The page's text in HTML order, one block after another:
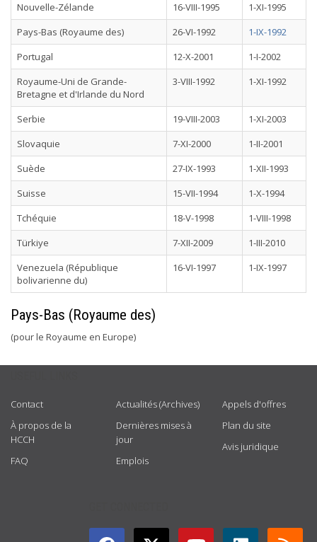
Nouvelle-Zélande
16-VIII-1995
1-XI-1995
Pays-Bas (Royaume des)
26-VI-1992
1-IX-1992
Portugal
12-X-2001
1-I-2002
Royaume-Uni de Grande-
Bretagne et d'Irlande du Nord
3-VIII-1992 1-XI-1992
Serbie 19-VIII-2003
1-XI-2003
Slovaquie
7-XI-2000
1-II-2001
Suède
27-IX-1993
1-XII-1993
Suisse
15-VII-1994
1-X-1994
Tchéquie
18-V-1998
1-VIII-1998
Türkiye
7-XII-2009
1-III-2010
Venezuela (République
bolivarienne du)
16-VI-1997 1-IX-1997
Pays-Bas (Royaume des)
(pour le Royaume en Europe)
Contact
À propos de la
HCCH
FAQ
Actualités (Archives)
Dernières mises à
jour
Emplois
Appels d'offres
Plan du site
Avis juridique